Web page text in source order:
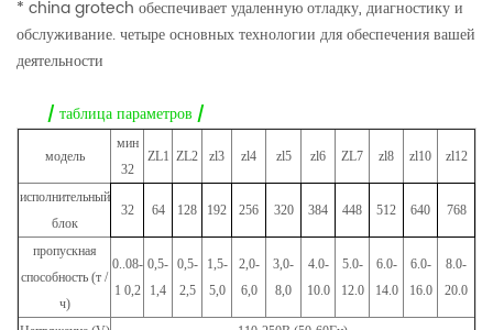
* china grotech обеспечивает удаленную отладку, диагностику и
обслуживание. четыре основных технологии для обеспечения вашей
деятельности
/ таблица параметров /
модель
мин
32
ZL1 ZL2 zl3 zl4 zl5 zl6 ZL7 zl8 zl10 zl12
исполнительный
блок
32 64 128 192 256 320 384 448 512 640 768
пропускная
способность (т /
ч)
0..08-
1 0,2
0,5-
1,4
0,5-
2,5
1,5-
5,0
2,0-
6,0
3,0-
8,0
4.0-
10.0
5.0-
12.0
6.0-
14.0
6.0-
16.0
8.0-
20.0